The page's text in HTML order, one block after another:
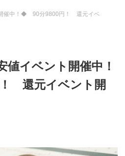
催中！◆ 90分9800円！ 還元イベ
イベント開催中！
還元イベント開